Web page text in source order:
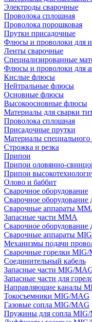
Электроды сварочные
Проволока сплошная
Проволока порошковая
Прутки присадочные
Флюсы и проволоки для
Ленты сварочные
Специализированные
Флюсы и проволоки для
Кислые флюсы
Нейтральные флюсы
Основные флюсы
Высокоосновные флюсы
Материалы для сварки
Проволока сплошная
Присадочные прутки
Материалы специального
Строжка и резка
Припои
Припои оловянно-
Припои
Олово и баббит
Сварочное оборудование
Сварочное оборудование
Сварочные аппараты
Запасные части MMA
Сварочное
Сварочные аппараты
Механизмы подачи
Сварочные горелки MIG/
Соединительный кабель
Запасные части MIG/
Запасные части для
Направляющие каналы
Токосъемники MIG/MAG
Газовые сопла MIG/MAG
Пружины для сопла